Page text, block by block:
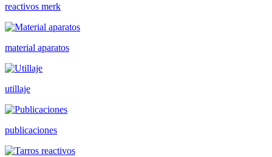
reactivos merk
material aparatos
utillaje
publicaciones